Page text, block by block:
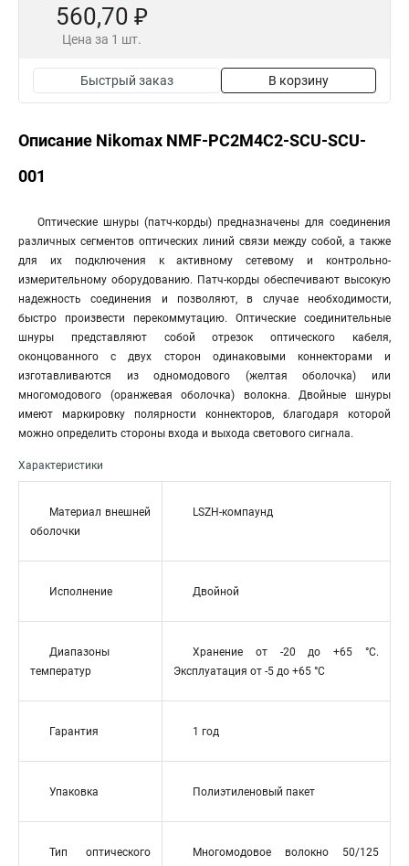
560,70 ₽
Цена за 1 шт.
Быстрый заказ В корзину
Описание Nikomax NMF-PC2M4C2-SCU-SCU-
001
Оптические шнуры (патч-корды) предназначены для соединения
различных сегментов оптических линий связи между собой, а также
для их подключения к активному сетевому и контрольно-
измерительному оборудованию. Патч-корды обеспечивают высокую
надежность соединения и позволяют, в случае необходимости,
быстро произвести перекоммутацию. Оптические соединительные
шнуры представляют собой отрезок оптического кабеля,
оконцованного с двух сторон одинаковыми коннекторами и
изготавливаются из одномодового (желтая оболочка) или
многомодового (оранжевая оболочка) волокна. Двойные шнуры
имеют маркировку полярности коннекторов, благодаря которой
можно определить стороны входа и выхода светового сигнала.
Характеристики
Материал внешней
оболочки
LSZH-компаунд
Исполнение Двойной
Диапазоны
температур
Хранение от -20 до +65 °C.
Эксплуатация от -5 до +65 °C
Гарантия 1 год
Упаковка Полиэтиленовый пакет
Тип оптического
Многомодовое волокно 50/125